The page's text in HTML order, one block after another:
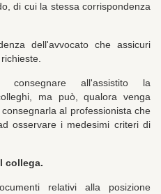
di cui la stessa corrispondenza
dell'avvocato che assicuri
all'assistito la
ma può, qualora venga
al professionista che
osservare i medesimi criteri di
collega.
relativi alla posizione